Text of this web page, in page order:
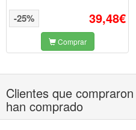
39,48€
-25%
Comprar
Clientes que
han comprado